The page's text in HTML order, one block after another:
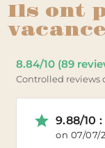
Ils ont